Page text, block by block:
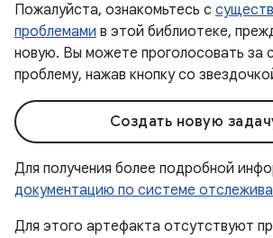
Пожалуйста, ознакомьтесь с
проблемами в этой библиотеке,
новую. Вы можете проголосовать
проблему, нажав кнопку со
Создать новую
Для получения более подробной
документацию по системе
Для этого артефакта отсутствуют